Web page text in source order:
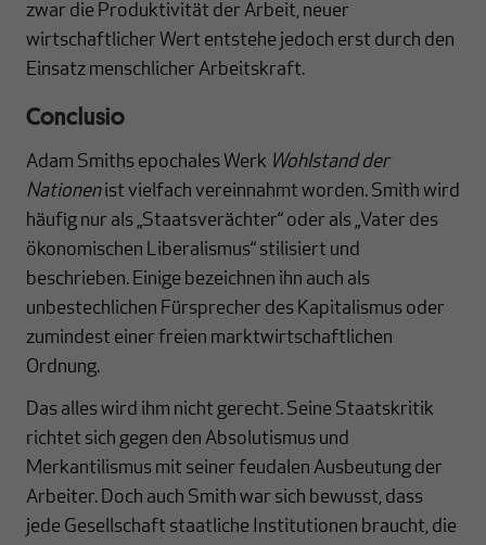
zwar die Produktivität der Arbeit, neuer
wirtschaftlicher Wert entstehe jedoch erst durch den
Einsatz menschlicher Arbeitskraft.
Conclusio
Adam Smiths epochales Werk Wohlstand der
Nationenist vielfach vereinnahmt worden. Smith wird
häufig nur als „Staatsverächter“ oder als „Vater des
ökonomischen Liberalismus“ stilisiert und
beschrieben. Einige bezeichnen ihn auch als
unbestechlichen Fürsprecher des Kapitalismus oder
zumindest einer freien marktwirtschaftlichen
Ordnung.
Das alles wird ihm nicht gerecht. Seine Staatskritik
richtet sich gegen den Absolutismus und
Merkantilismus mit seiner feudalen Ausbeutung der
Arbeiter. Doch auch Smith war sich bewusst, dass
jede Gesellschaft staatliche Institutionen braucht, die